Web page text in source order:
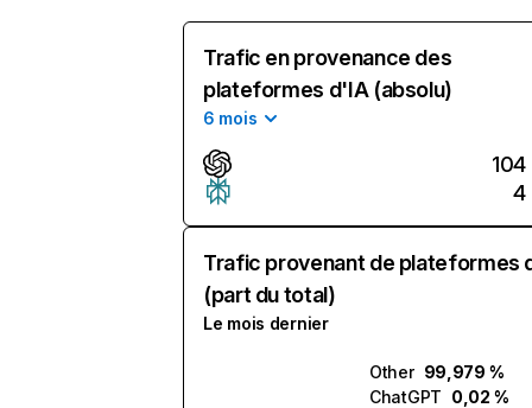
Trafic en provenance des
plateformes d'IA (absolu)
6 mois
104
4
Trafic provenant de plateformes
(part du total)
Le mois dernier
Other 99,979 %
ChatGPT 0,02 %